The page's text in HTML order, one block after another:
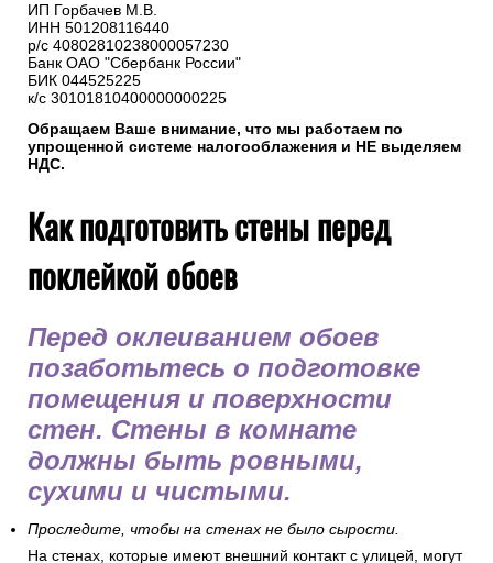
ИП Горбачев М.В.
ИНН 501208116440
р/с 40802810238000057230
Банк ОАО "Сбербанк России"
БИК 044525225
к/с 30101810400000000225
Обращаем Ваше внимание, что мы работаем по
упрощенной системе налогооблажения и НЕ выделяем
НДС.
Как подготовить стены перед
поклейкой обоев
Перед оклеиванием обоев
позаботьтесь о подготовке
помещения и поверхности
стен. Стены в комнате
должны быть ровными,
сухими и чистыми.
Проследите, чтобы на стенах не было сырости.
На стенах, которые имеют внешний контакт с улицей, могут